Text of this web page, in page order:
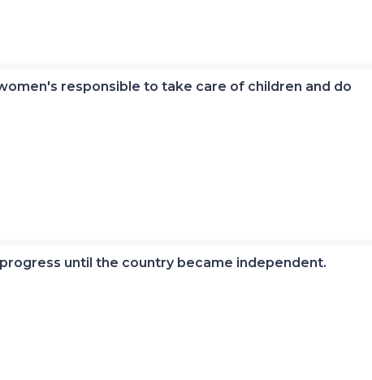
responsible to take care of children and do
until the country became independent.